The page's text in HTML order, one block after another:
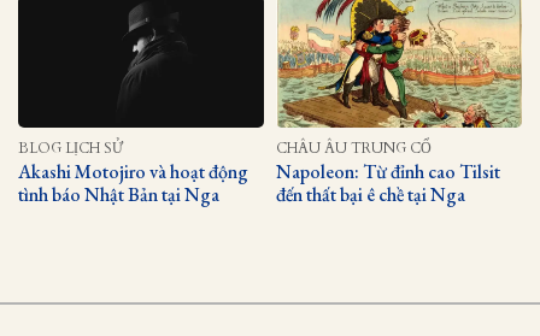
BLOG LỊCH SỬ
Akashi Motojiro và hoạt động
tình báo Nhật Bản tại Nga
CHÂU ÂU TRUNG CỔ
Napoleon: Từ đỉnh cao Tilsit
đến thất bại ê chề tại Nga